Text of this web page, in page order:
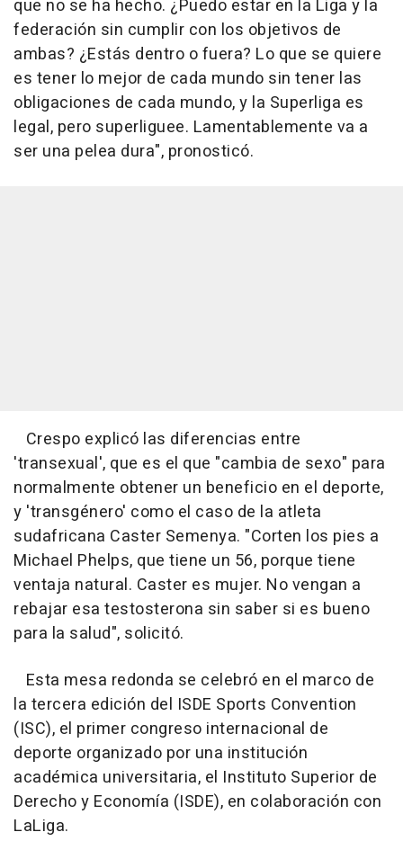
que no se ha hecho. ¿Puedo estar en la Liga y la
federación sin cumplir con los objetivos de
ambas? ¿Estás dentro o fuera? Lo que se quiere
es tener lo mejor de cada mundo sin tener las
obligaciones de cada mundo, y la Superliga es
legal, pero superliguee. Lamentablemente va a
ser una pelea dura", pronosticó.
Crespo explicó las diferencias entre
'transexual', que es el que "cambia de sexo" para
normalmente obtener un beneficio en el deporte,
y 'transgénero' como el caso de la atleta
sudafricana Caster Semenya. "Corten los pies a
Michael Phelps, que tiene un 56, porque tiene
ventaja natural. Caster es mujer. No vengan a
rebajar esa testosterona sin saber si es bueno
para la salud", solicitó.
Esta mesa redonda se celebró en el marco de
la tercera edición del ISDE Sports Convention
(ISC), el primer congreso internacional de
deporte organizado por una institución
académica universitaria, el Instituto Superior de
Derecho y Economía (ISDE), en colaboración con
LaLiga.